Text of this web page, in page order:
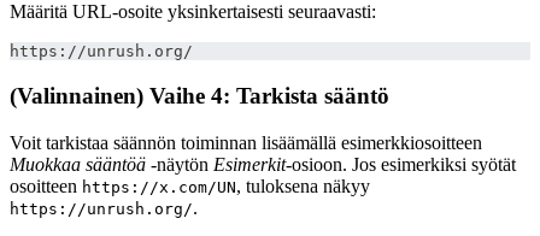
Määritä URL-osoite yksinkertaisesti seuraavasti:
https://unrush.org/
(Valinnainen) Vaihe 4: Tarkista sääntö
Voit tarkistaa säännön toiminnan lisäämällä esimerkkiosoitteen
Muokkaa sääntöä -näytön Esimerkit-osioon. Jos esimerkiksi syötät
osoitteen https://x.com/UN, tuloksena näkyy
https://unrush.org/.